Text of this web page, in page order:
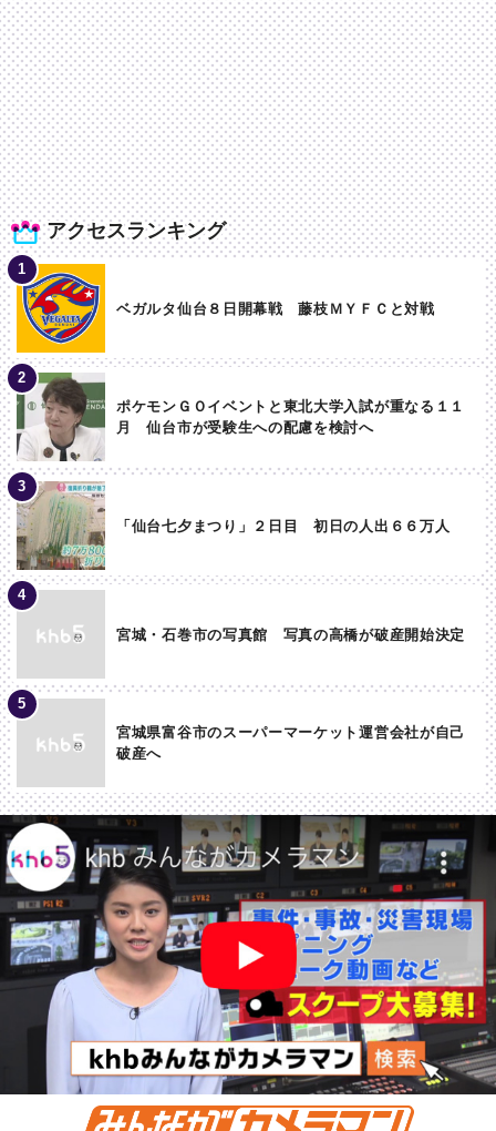
アクセスランキング
ベガルタ仙台８日開幕戦 藤枝ＭＹＦＣと対戦
ポケモンＧＯイベントと東北大学入試が重なる１１
月 仙台市が受験生への配慮を検討へ
「仙台七夕まつり」２日目 初日の人出６６万人
宮城・石巻市の写真館 写真の高橋が破産開始決定
宮城県富谷市のスーパーマーケット運営会社が自己
破産へ